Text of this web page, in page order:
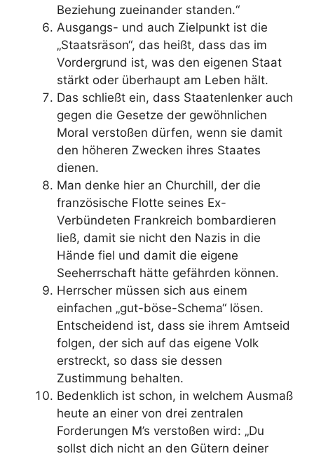
Beziehung zueinander standen.“
Ausgangs- und auch Zielpunkt ist die
„Staatsräson“, das heißt, dass das im
Vordergrund ist, was den eigenen Staat
stärkt oder überhaupt am Leben hält.
Das schließt ein, dass Staatenlenker auch
gegen die Gesetze der gewöhnlichen
Moral verstoßen dürfen, wenn sie damit
den höheren Zwecken ihres Staates
dienen.
Man denke hier an Churchill, der die
französische Flotte seines Ex-
Verbündeten Frankreich bombardieren
ließ, damit sie nicht den Nazis in die
Hände fiel und damit die eigene
Seeherrschaft hätte gefährden können.
Herrscher müssen sich aus einem
einfachen „gut-böse-Schema“ lösen.
Entscheidend ist, dass sie ihrem Amtseid
folgen, der sich auf das eigene Volk
erstreckt, so dass sie dessen
Zustimmung behalten.
Bedenklich ist schon, in welchem Ausmaß
heute an einer von drei zentralen
Forderungen M’s verstoßen wird: „Du
sollst dich nicht an den Gütern deiner